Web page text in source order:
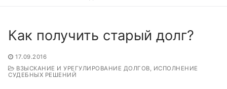
Как получить старый долг?
17.09.2016
ВЗЫСКАНИЕ И УРЕГУЛИРОВАНИЕ ДОЛГОВ, ИСПОЛНЕНИЕ
СУДЕБНЫХ РЕШЕНИЙ